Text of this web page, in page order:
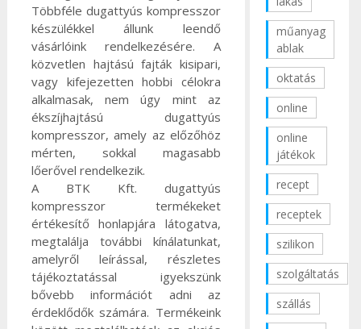
Többféle dugattyús kompresszor
készülékkel állunk leendő
vásárlóink rendelkezésére. A
közvetlen hajtású fajták kisipari,
vagy kifejezetten hobbi célokra
alkalmasak, nem úgy mint az
ékszíjhajtású dugattyús
kompresszor, amely az előzőhöz
mérten, sokkal magasabb
lőerővel rendelkezik.
A BTK Kft. dugattyús
kompresszor termékeket
értékesítő honlapjára látogatva,
megtalálja további kínálatunkat,
amelyről leírással, részletes
tájékoztatással igyekszünk
bővebb információt adni az
érdeklődők számára. Termékeink
műanyag
ablak
oktatás
online
online
játékok
recept
receptek
szilikon
szolgáltatás
szállás